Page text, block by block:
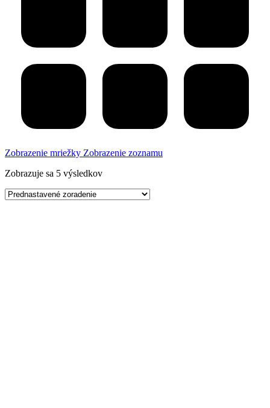
Zobrazenie mriežky Zobrazenie zoznamu
Zobrazuje sa 5 výsledkov